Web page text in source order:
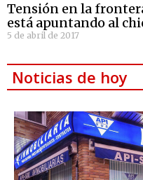
Tensión en la
está apuntando al
5 de abril de 2017
Noticias de hoy